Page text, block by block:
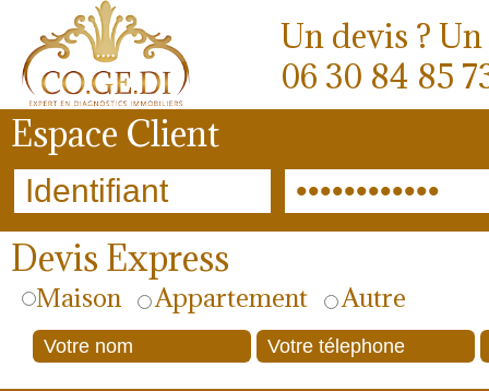
Un devis ?
06 30 84 85
Espace Client
Devis Express
Maison Appartement Autre